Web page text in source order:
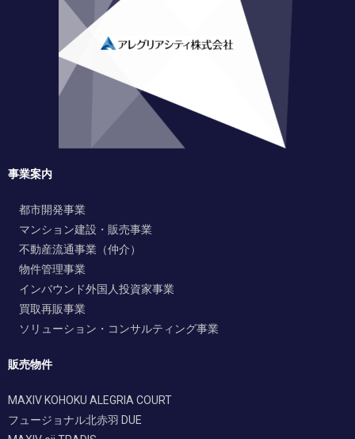
事業案内
都市開発事業
マンション建設・販売事業
不動産流通事業（仲介）
物件管理事業
インバウンド外国人投資家事業
買取再販事業
ソリューション・コンサルティング事業
販売物件
MAXIV KOHOKU ALEGRIA COURT
フュージョナル北赤羽 DUE